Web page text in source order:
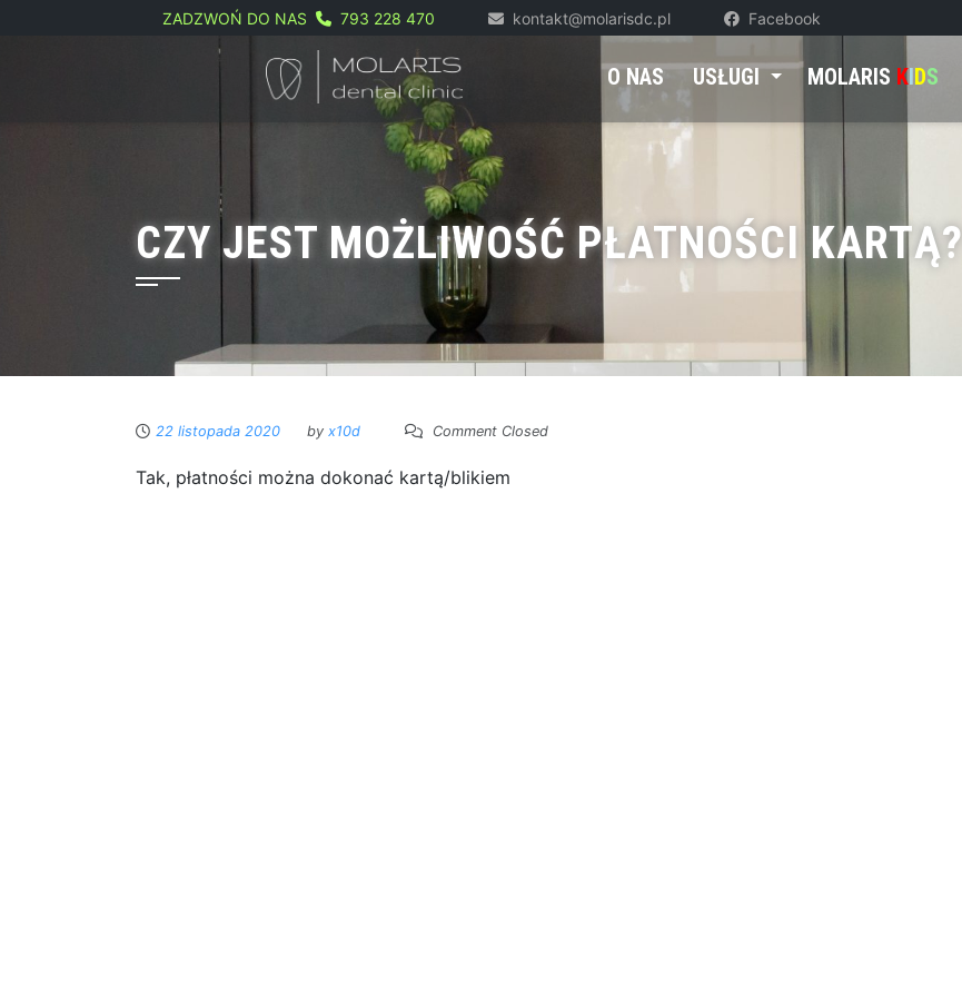
ZADZWOŃ DO NAS 793 228 470 kontakt@molarisdc.pl Facebook
O NAS USŁUGI MOLARIS KIDS
CZY JEST MOŻLIWOŚĆ PŁATNOŚCI KARTĄ?
22 listopada 2020 by x10d Comment Closed
Tak, płatności można dokonać kartą/blikiem